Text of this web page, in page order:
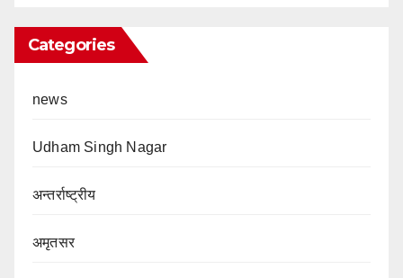
Categories
news
Udham Singh Nagar
अन्तर्राष्ट्रीय
अमृतसर